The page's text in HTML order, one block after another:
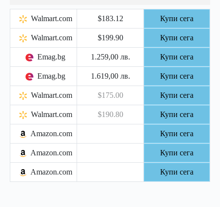
Walmart.com $183.12 Купи сега
Walmart.com $199.90 Купи сега
Emag.bg 1.259,00 лв. Купи сега
Emag.bg 1.619,00 лв. Купи сега
Walmart.com $175.00 Купи сега
Walmart.com $190.80 Купи сега
Amazon.com Купи сега
Amazon.com Купи сега
Amazon.com Купи сега